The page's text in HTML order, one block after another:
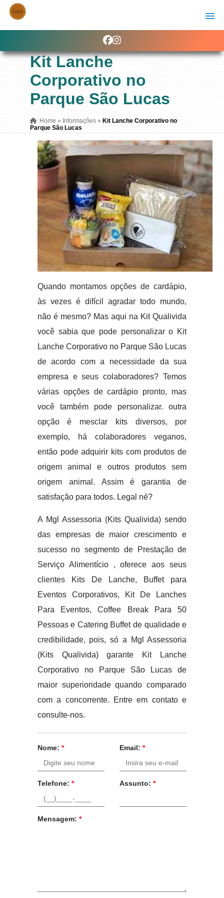
Kit Lanche
Corporativo no
Parque São Lucas
Home » Informações » Kit Lanche Corporativo no
Parque São Lucas
Quando montamos opções de cardápio,
às vezes é difícil agradar todo mundo,
não é mesmo? Mas aqui na Kit Qualivida
você sabia que pode personalizar o Kit
Lanche Corporativo no Parque São Lucas
de acordo com a necessidade da sua
empresa e seus colaboradores? Temos
várias opções de cardápio pronto, mas
você também pode personalizar. outra
opção é mesclar kits diversos, por
exemplo, há colaboradores veganos,
então pode adquirir kits com produtos de
origem animal e outros produtos sem
origem animal. Assim é garantia de
satisfação para todos. Legal né?
A Mgl Assessoria (Kits Qualivida) sendo
das empresas de maior crescimento e
sucesso no segmento de Prestação de
Serviço Alimentício , oferece aos seus
clientes Kits De Lanche, Buffet para
Eventos Corporativos, Kit De Lanches
Para Eventos, Coffee Break Para 50
Pessoas e Catering Buffet de qualidade e
credibilidade, pois, só a Mgl Assessoria
(Kits Qualivida) garante Kit Lanche
Corporativo no Parque São Lucas de
maior superioridade quando comparado
com a concorrente. Entre em contato e
consulte-nos.
Nome: * Email: *
Telefone: * Assunto: *
Mensagem: *